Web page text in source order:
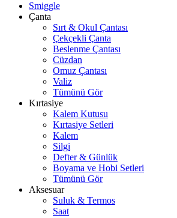
Smiggle
Çanta
Sırt & Okul Çantası
Çekçekli Çanta
Beslenme Çantası
Cüzdan
Omuz Çantası
Valiz
Tümünü Gör
Kırtasiye
Kalem Kutusu
Kırtasiye Setleri
Kalem
Silgi
Defter & Günlük
Boyama ve Hobi Setleri
Tümünü Gör
Aksesuar
Suluk & Termos
Saat